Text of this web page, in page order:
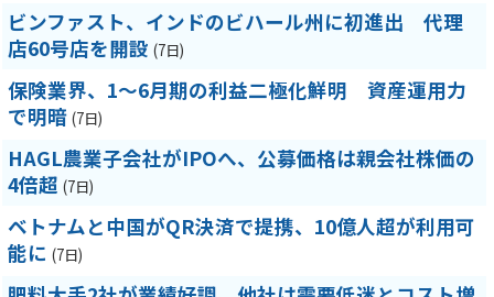
ビンファスト、インドのビハール州に初進出 代理
店60号店を開設 (7日)
保険業界、1～6月期の利益二極化鮮明 資産運用力
で明暗 (7日)
HAGL農業子会社がIPOへ、公募価格は親会社株価の
4倍超 (7日)
ベトナムと中国がQR決済で提携、10億人超が利用可
能に (7日)